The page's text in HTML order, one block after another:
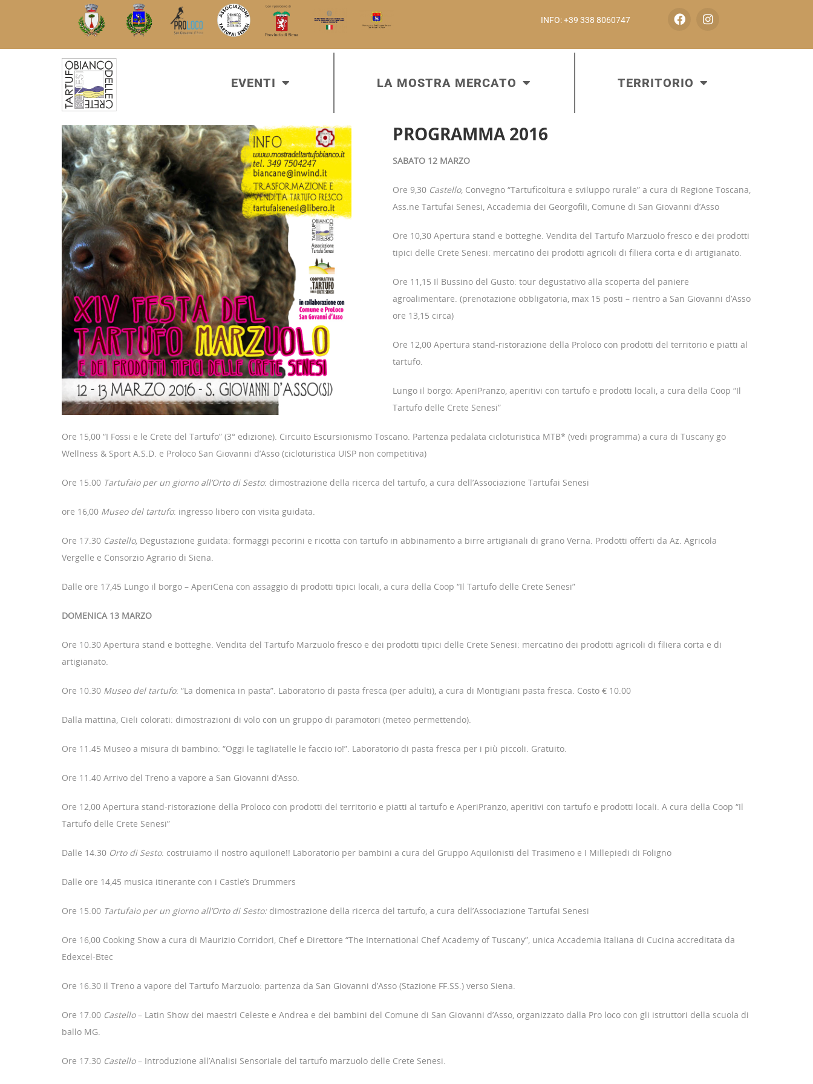
INFO: +39 338 8060747
EVENTI LA MOSTRA MERCATO TERRITORIO
PROGRAMMA 2016
SABATO 12 MARZO
Ore 9,30 Castello, Convegno “Tartuficoltura e sviluppo rurale” a cura di Regione Toscana,
Ass.ne Tartufai Senesi, Accademia dei Georgofili, Comune di San Giovanni d’Asso
Ore 10,30 Apertura stand e botteghe. Vendita del Tartufo Marzuolo fresco e dei prodotti
tipici delle Crete Senesi: mercatino dei prodotti agricoli di filiera corta e di artigianato.
Ore 11,15 Il Bussino del Gusto: tour degustativo alla scoperta del paniere
agroalimentare. (prenotazione obbligatoria, max 15 posti – rientro a San Giovanni d’Asso
ore 13,15 circa)
Ore 12,00 Apertura stand-ristorazione della Proloco con prodotti del territorio e piatti al
tartufo.
Lungo il borgo: AperiPranzo, aperitivi con tartufo e prodotti locali, a cura della Coop “Il
Tartufo delle Crete Senesi”
Ore 15,00 “I Fossi e le Crete del Tartufo” (3° edizione). Circuito Escursionismo Toscano. Partenza pedalata cicloturistica MTB* (vedi programma) a cura di Tuscany go
Wellness & Sport A.S.D. e Proloco San Giovanni d’Asso (cicloturistica UISP non competitiva)
Ore 15.00 Tartufaio per un giorno all’Orto di Sesto: dimostrazione della ricerca del tartufo, a cura dell’Associazione Tartufai Senesi
ore 16,00 Museo del tartufo: ingresso libero con visita guidata.
Ore 17.30 Castello, Degustazione guidata: formaggi pecorini e ricotta con tartufo in abbinamento a birre artigianali di grano Verna. Prodotti offerti da Az. Agricola
Vergelle e Consorzio Agrario di Siena.
Dalle ore 17,45 Lungo il borgo – AperiCena con assaggio di prodotti tipici locali, a cura della Coop “Il Tartufo delle Crete Senesi”
DOMENICA 13 MARZO
Ore 10.30 Apertura stand e botteghe. Vendita del Tartufo Marzuolo fresco e dei prodotti tipici delle Crete Senesi: mercatino dei prodotti agricoli di filiera corta e di
artigianato.
Ore 10.30 Museo del tartufo: “La domenica in pasta”. Laboratorio di pasta fresca (per adulti), a cura di Montigiani pasta fresca. Costo € 10.00
Dalla mattina, Cieli colorati: dimostrazioni di volo con un gruppo di paramotori (meteo permettendo).
Ore 11.45 Museo a misura di bambino: “Oggi le tagliatelle le faccio io!”. Laboratorio di pasta fresca per i più piccoli. Gratuito.
Ore 11.40 Arrivo del Treno a vapore a San Giovanni d’Asso.
Ore 12,00 Apertura stand-ristorazione della Proloco con prodotti del territorio e piatti al tartufo e AperiPranzo, aperitivi con tartufo e prodotti locali. A cura della Coop “Il
Tartufo delle Crete Senesi”
Dalle 14.30 Orto di Sesto: costruiamo il nostro aquilone!! Laboratorio per bambini a cura del Gruppo Aquilonisti del Trasimeno e I Millepiedi di Foligno
Dalle ore 14,45 musica itinerante con i Castle’s Drummers
Ore 15.00 Tartufaio per un giorno all’Orto di Sesto: dimostrazione della ricerca del tartufo, a cura dell’Associazione Tartufai Senesi
Ore 16,00 Cooking Show a cura di Maurizio Corridori, Chef e Direttore “The International Chef Academy of Tuscany”, unica Accademia Italiana di Cucina accreditata da
Edexcel-Btec
Ore 16.30 Il Treno a vapore del Tartufo Marzuolo: partenza da San Giovanni d’Asso (Stazione FF.SS.) verso Siena.
Ore 17.00 Castello– Latin Show dei maestri Celeste e Andrea e dei bambini del Comune di San Giovanni d’Asso, organizzato dalla Pro loco con gli istruttori della scuola di
ballo MG.
Ore 17.30 Castello– Introduzione all’Analisi Sensoriale del tartufo marzuolo delle Crete Senesi.